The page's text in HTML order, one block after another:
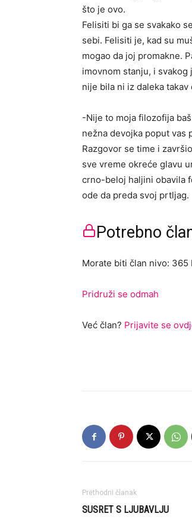
što je ovo.
Felisiti bi ga se svakako
sebi. Felisiti je, kad su
mogao da joj promakne.
imovnom stanju, i
nije bila ni iz daleka
-Nije to moja filozofija
nežna devojka poput vas
Razgovor se time i
sve vreme okreće glavu
crno-beloj haljini obavila
ode da preda svoj prtljag.
Potrebno
Morate biti član nivo: 365
Pridruži se odmah
Već član? Prijavite se
Prethodni članak
SUSRET S LJUBAVLJU